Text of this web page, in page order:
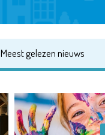
Meest gelezen nieuws